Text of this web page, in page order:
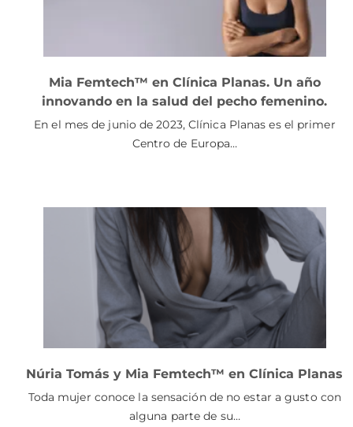
Mia Femtech™ en Clínica Planas. Un año
innovando en la salud del pecho femenino.
En el mes de junio de 2023, Clínica Planas es el primer
Centro de Europa…
Núria Tomás y Mia Femtech™ en Clínica Planas
Toda mujer conoce la sensación de no estar a gusto con
alguna parte de su…